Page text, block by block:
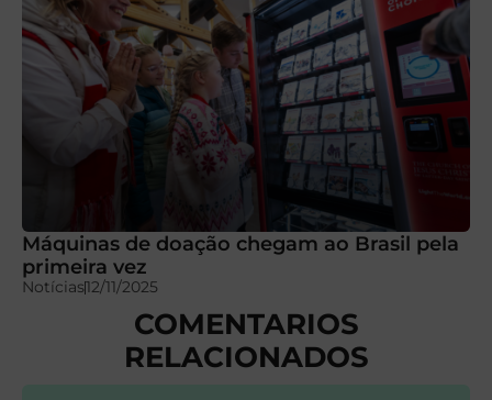
Máquinas de doação chegam ao Brasil pela
primeira vez
Notícias12/11/2025
COMENTARIOS
RELACIONADOS